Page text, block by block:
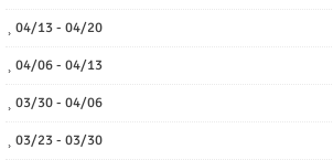
04/13 - 04/20
04/06 - 04/13
03/30 - 04/06
03/23 - 03/30